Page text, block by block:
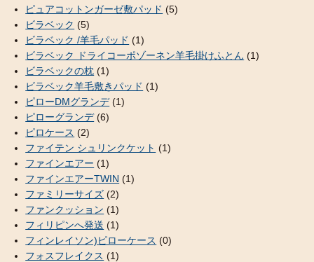
ピュアコットンガーゼ敷パッド (5)
ビラベック (5)
ビラベック /羊毛パッド (1)
ビラベック ドライコーポゾーネン羊毛掛けふとん (1)
ビラベックの枕 (1)
ビラベック羊毛敷きパッド (1)
ピローDMグランデ(1)
ピローグランデ(6)
ピロケース (2)
ファイテン シュリンクケット (1)
ファインエアー (1)
ファインエアーTWIN (1)
ファミリーサイズ (2)
ファンクッション (1)
フィリピンへ発送 (1)
フィンレイソン)ピローケース (0)
フォスフレイクス (1)